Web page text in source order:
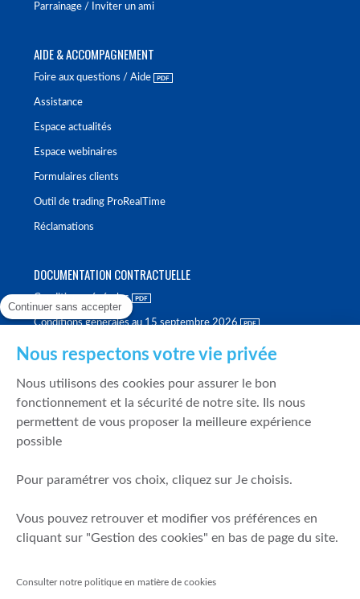
Parrainage / Inviter un ami
AIDE & ACCOMPAGNEMENT
Foire aux questions / Aide
Assistance
Espace actualités
Espace webinaires
Formulaires clients
Outil de trading ProRealTime
Réclamations
DOCUMENTATION CONTRACTUELLE
Conditions générales
Conditions générales au 15 septembre 2026
Politique de meilleure sélection
Politique de durabilité
Fonds de garantie des dépôts et de résolution
Mentions légales
Prévention de la fraude
Continuer sans accepter
Nous respectons votre vie privée
Nous utilisons des cookies pour assurer le bon
fonctionnement et la sécurité de notre site. Ils nous
permettent de vous proposer la meilleure expérience
possible
Pour paramétrer vos choix, cliquez sur Je choisis.
Vous pouvez retrouver et modifier vos préférences en
cliquant sur "Gestion des cookies" en bas de page du site.
Consulter notre politique en matière de cookies